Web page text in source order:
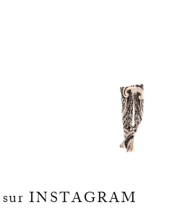
sur INSTAGRAM